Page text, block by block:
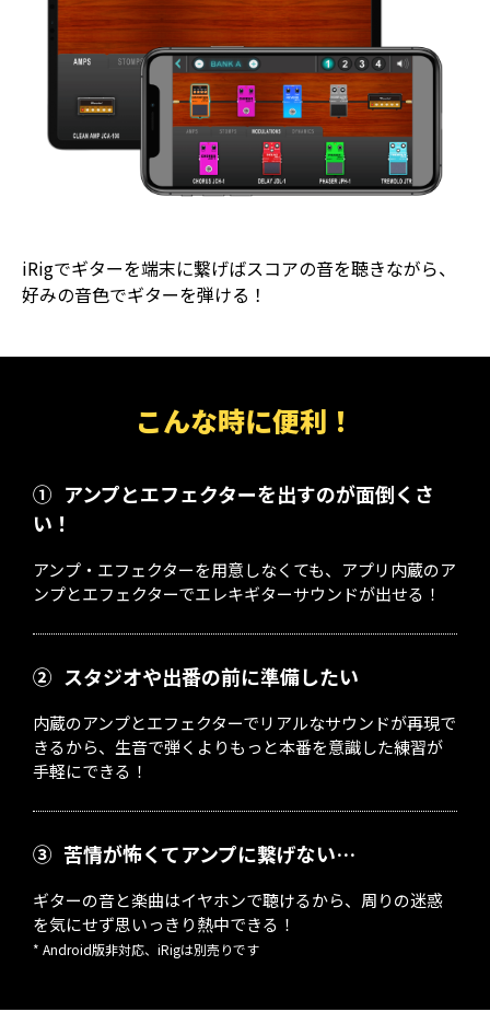
iRigでギターを端末に繋げばスコアの音を聴きながら、
好みの音色でギターを弾ける！
こんな時に便利！
① アンプとエフェクターを出すのが面倒くさ
い！
アンプ・エフェクターを用意しなくても、アプリ内蔵のア
ンプとエフェクターでエレキギターサウンドが出せる！
② スタジオや出番の前に準備したい
内蔵のアンプとエフェクターでリアルなサウンドが再現で
きるから、生音で弾くよりもっと本番を意識した練習が
手軽にできる！
③ 苦情が怖くてアンプに繋げない…
ギターの音と楽曲はイヤホンで聴けるから、周りの迷惑
を気にせず思いっきり熱中できる！
* Android版非対応、iRigは別売りです